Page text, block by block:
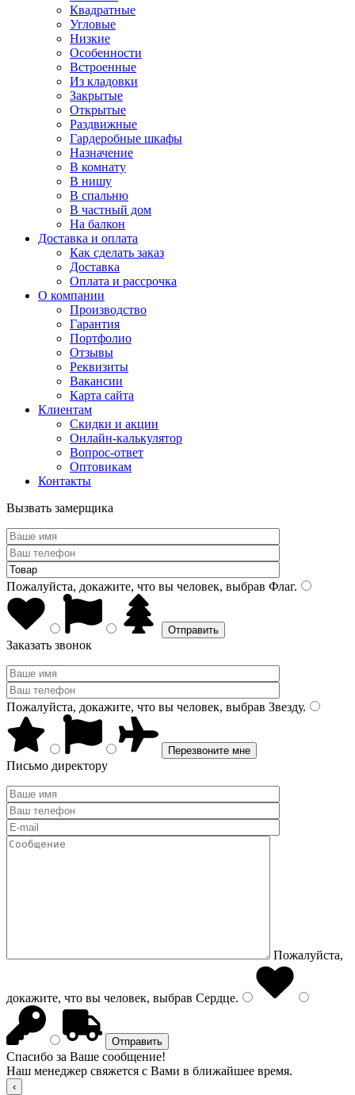
Квадратные
Угловые
Низкие
Особенности
Встроенные
Из кладовки
Закрытые
Открытые
Раздвижные
Гардеробные шкафы
Назначение
В комнату
В нишу
В спальню
В частный дом
На балкон
Доставка и оплата
Как сделать заказ
Доставка
Оплата и рассрочка
О компании
Производство
Гарантия
Портфолио
Отзывы
Реквизиты
Вакансии
Карта сайта
Клиентам
Скидки и акции
Онлайн-калькулятор
Вопрос-ответ
Оптовикам
Контакты
Вызвать замерщика
Пожалуйста, докажите, что вы человек, выбрав Флаг.
Заказать звонок
Пожалуйста, докажите, что вы человек, выбрав Звезду.
Письмо директору
Пожалуйста,
докажите, что вы человек, выбрав Сердце.
Спасибо за Ваше сообщение!
Наш менеджер свяжется с Вами в ближайшее время.